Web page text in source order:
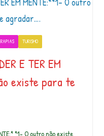
TURISMO
E TER EM
existe para te
*1- O outro não existe